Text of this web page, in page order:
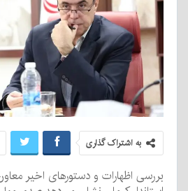
به اشتراک گذاری
بررسی اظهارات و دستورهای اخیر